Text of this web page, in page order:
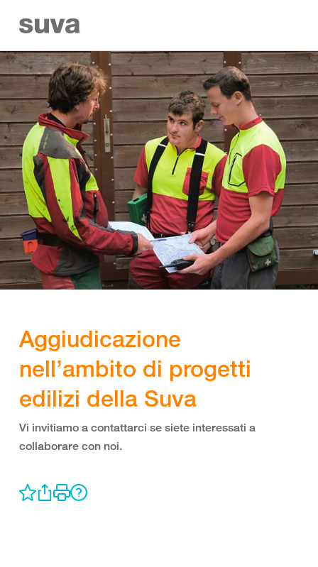
Aggiudicazione
nell’ambito di progetti
edilizi della Suva
Vi invitiamo a contattarci se siete interessati a
collaborare con noi.